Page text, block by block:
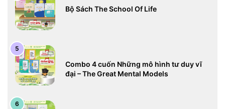
Bộ Sách The School Of Life
Combo 4 cuốn Những mô hình tư duy vĩ
đại – The Great Mental Models